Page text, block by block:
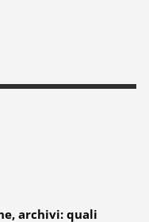
– Il comune nella
archivi: quali